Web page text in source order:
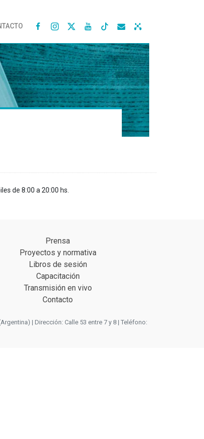
   
de 8:00 a 20:00 hs.
Prensa
Proyectos y normativa
Libros de sesión
Capacitación
Transmisión en vivo
Contacto
| Dirección: Calle 53 entre 7 y 8 | Teléfono: